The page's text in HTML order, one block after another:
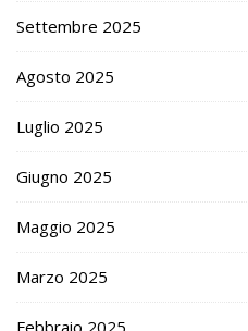
Settembre 2025
Agosto 2025
Luglio 2025
Giugno 2025
Maggio 2025
Marzo 2025
Febbraio 2025